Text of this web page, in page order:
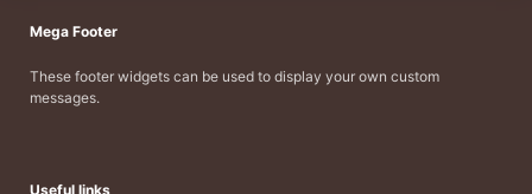
Mega Footer
These footer widgets can be used to display your own custom
messages.
Useful links